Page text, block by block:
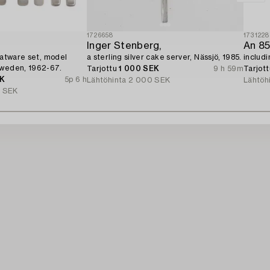
set, model
1962-67.
5p 6 h
1726658
Inger Stenberg,
a sterling silver cake server, Nässjö, 1985.
Tarjottu1 000 SEK
9 h 59m
Lähtöhinta 2 000 SEK
1731228